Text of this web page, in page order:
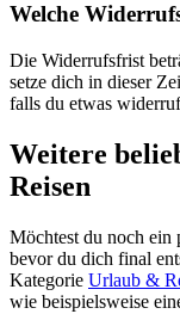
Welche
Die Widerrufsfrist
setze dich in dieser
falls du etwas
Weitere
Reisen
Möchtest du noch ein
bevor du dich final
Kategorie Urlaub &
wie beispielsweise